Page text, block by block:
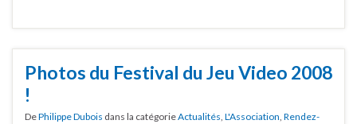
Photos du Festival du Jeu Video 2008
!
DePhilippe Dubois dans la catégorieActualités, L'Association, Rendez-